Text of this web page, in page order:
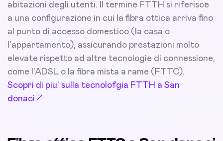
abitazioni degli utenti. Il termine FTTH si riferisce
a una configurazione in cui la fibra ottica arriva fino
al punto di accesso domestico (la casa o
l'appartamento), assicurando prestazioni molto
elevate rispetto ad altre tecnologie di connessione,
come l'ADSL o la fibra mista a rame (FTTC).
Scopri di piu' sulla tecnolofgia FTTH a San
donaci